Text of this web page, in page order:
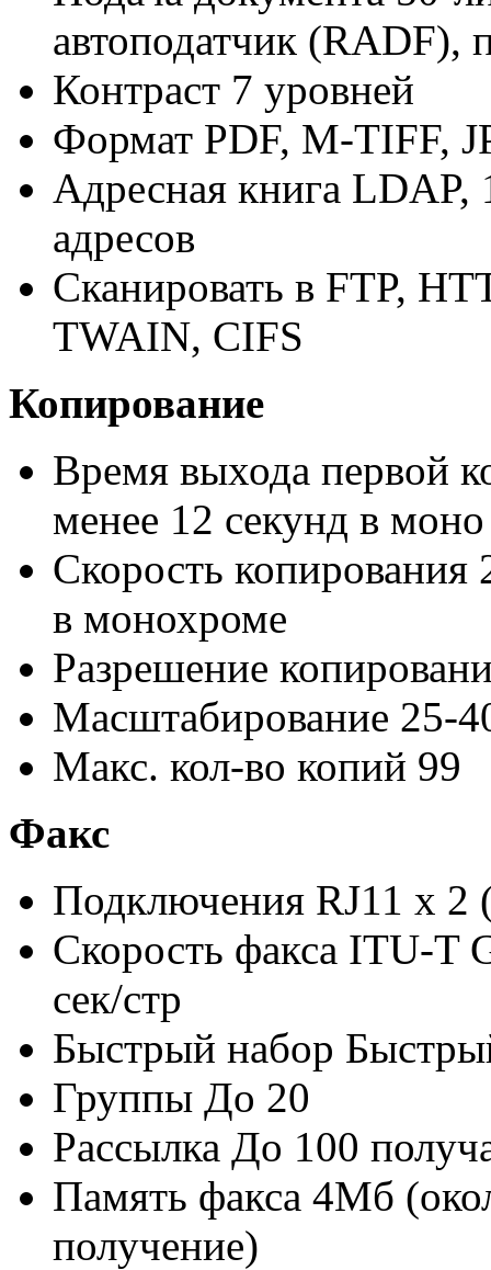
автоподатчик (RADF),
Контраст 7 уровней
Формат PDF, M-TIFF,
Адресная книга LDAP,
адресов
Сканировать в FTP,
TWAIN, CIFS
Копирование
Время выхода первой
менее 12 секунд в моно
Скорость
в монохроме
Разрешение
Масштабирование 25-
Макс. кол-во копий 99
Факс
Подключения RJ11 x 2
Скорость факса ITU-T
сек/стр
Быстрый набор
Группы До 20
Рассылка До 100
Память факса 4Mб
получение)